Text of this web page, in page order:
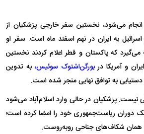
می‌شود، نخستین سفر خارجی پزشکیان از
به ایران در نهم اسفند ماه است. سفر او
که پاکستان و قطر اعلام کردند نخستین
و آمریکا دربورگن‌اشتوک سوئیس، به تدوین
نیست. پزشکیان در حالی وارد اسلام‌آباد می‌شود
دوران ریاست‌جمهوری خود را امضا کرده است؛
همان شکاف‌های جناحی روبه‌روست.